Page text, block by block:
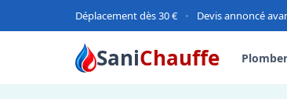
Déplacement dès 30 € • Devis annoncé
SaniChauffe